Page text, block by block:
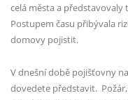
celá města a
Postupem času přibývala
domovy pojistit.
V dnešní době pojišťovny
dovedete představit.